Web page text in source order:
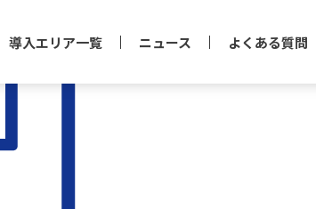
導入エリア一覧 ニュース よくある質問